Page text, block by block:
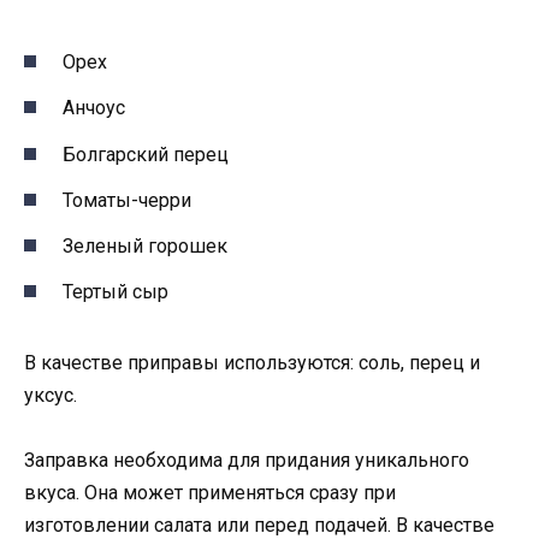
Орех
Анчоус
Болгарский перец
Томаты-черри
Зеленый горошек
Тертый сыр
В качестве приправы используются: соль, перец и
уксус.
Заправка необходима для придания уникального
вкуса. Она может применяться сразу при
изготовлении салата или перед подачей. В качестве